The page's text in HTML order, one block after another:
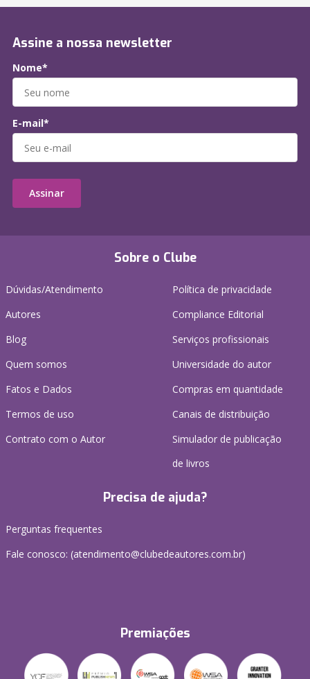
Sobre o Clube
Dúvidas/Atendimento
Autores
Blog
Quem somos
Fatos e Dados
Termos de uso
Contrato com o Autor
Política de privacidade
Compliance Editorial
Serviços profissionais
Universidade do autor
Compras em quantidade
Canais de distribuição
Simulador de publicação
de livros
Precisa de ajuda?
Perguntas frequentes
Fale conosco: (atendimento@clubedeautores.com.br)
Premiações
Assine a nossa newsletter
Nome*
E-mail*
Assinar